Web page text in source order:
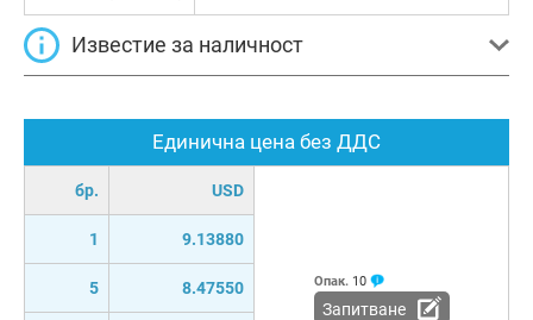
Единична цена без ДДС
бр. USD
1 9.13880
5 8.47550 Опак. 10
Запитване
Известие за наличност